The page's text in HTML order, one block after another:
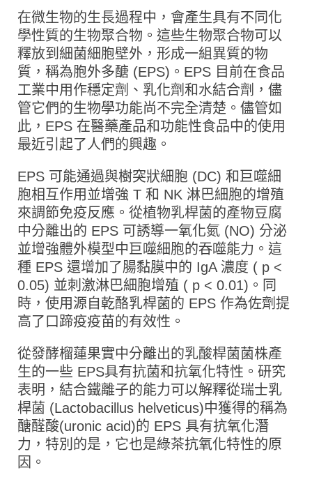
在微生物的生長過程中，會產生具有不同化
學性質的生物聚合物。這些生物聚合物可以
釋放到細菌細胞壁外，形成一組異質的物
質，稱為胞外多醣 (EPS)。EPS 目前在食品
工業中用作穩定劑、乳化劑和水結合劑，儘
管它們的生物學功能尚不完全清楚。儘管如
此，EPS 在醫藥產品和功能性食品中的使用
最近引起了人們的興趣。
EPS 可能通過與樹突狀細胞 (DC) 和巨噬細
胞相互作用並增強 T 和 NK 淋巴細胞的增殖
來調節免疫反應。從植物乳桿菌的產物豆腐
中分離出的 EPS 可誘導一氧化氮 (NO) 分泌
並增強體外模型中巨噬細胞的吞噬能力。這
種 EPS 還增加了腸黏膜中的 IgA 濃度 ( p <
0.05) 並刺激淋巴細胞增殖 ( p < 0.01)。同
時，使用源自乾酪乳桿菌的 EPS 作為佐劑提
高了口蹄疫疫苗的有效性。
從發酵榴蓮果實中分離出的乳酸桿菌菌株產
生的一些 EPS具有抗菌和抗氧化特性。研究
表明，結合鐵離子的能力可以解釋從瑞士乳
桿菌 (Lactobacillus helveticus)中獲得的稱為
醣醛酸(uronic acid)的 EPS 具有抗氧化潛
力，特別的是，它也是綠茶抗氧化特性的原
因。